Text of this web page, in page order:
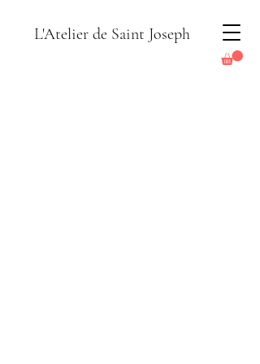
L'Atelier de Saint Joseph